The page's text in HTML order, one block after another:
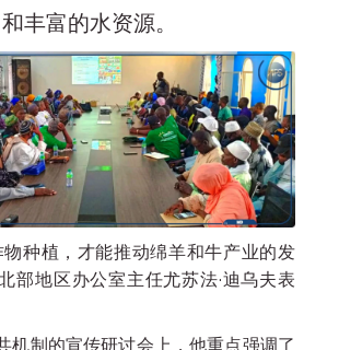
丰富的水资源。
物种植，才能推动绵羊和牛产业的发
部地区办公室主任尤苏法·迪乌夫表
机制的宣传研讨会上，他重点强调了